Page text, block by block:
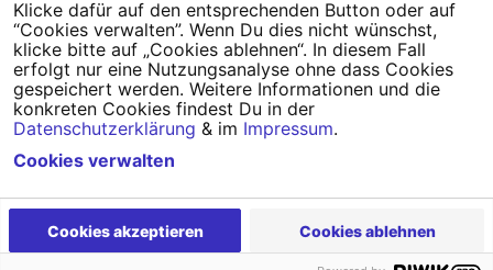
Cookie-Einstellungen
Powered byCampact
Klicke dafür auf den entsprechenden Button oder auf
“Cookies verwalten”. Wenn Du dies nicht wünschst,
klicke bitte auf „Cookies ablehnen“. In diesem Fall
erfolgt nur eine Nutzungsanalyse ohne dass Cookies
gespeichert werden. Weitere Informationen und die
konkreten Cookies findest Du in der
Datenschutzerklärung & im Impressum.
Cookies akzeptieren Cookies ablehnen
Cookies verwalten